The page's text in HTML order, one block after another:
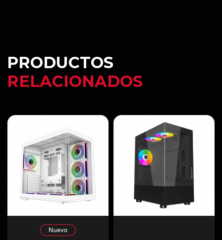
PRODUCTOS
RELACIONADOS